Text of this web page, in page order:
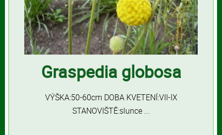
Graspedia globosa
VÝŠKA:50-60cm DOBA KVETENÍ:VII-IX
STANOVIŠTĚ:slunce ...